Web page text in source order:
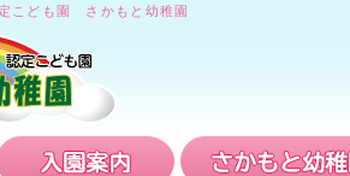
こども園 さかもと幼稚園
入園案内